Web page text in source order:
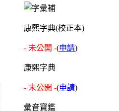
康熙字典(校正本)
- 未公開 -(申請)
康熙字典
- 未公開 -(申請)
彙音寶鑑